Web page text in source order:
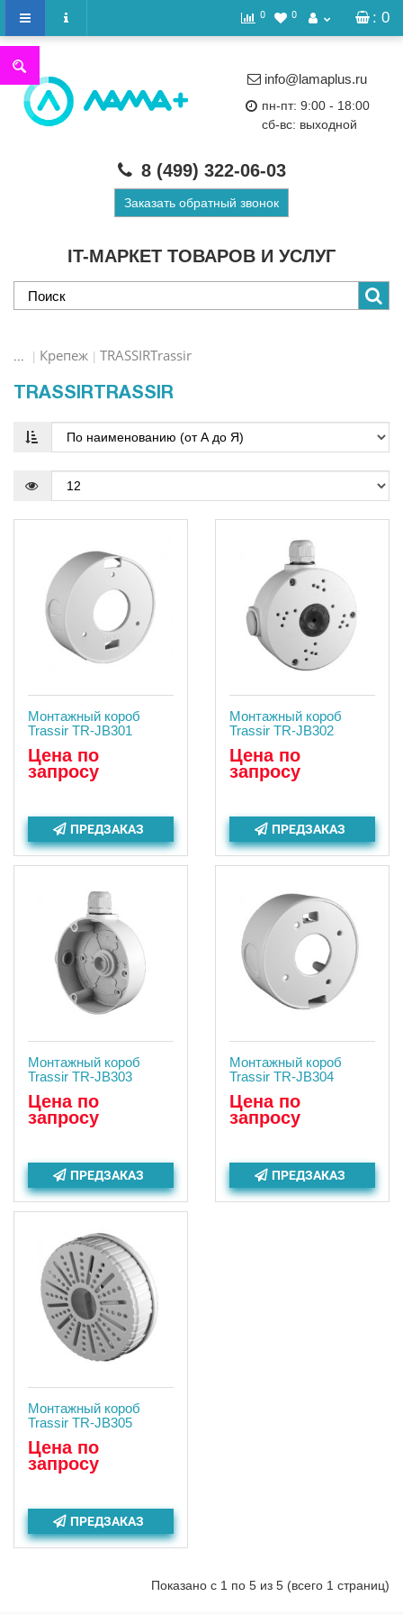
: 0
0 0
IT-МАРКЕТ ТОВАРОВ И УСЛУГ
info@lamaplus.ru
пн-пт: 9:00 - 18:00
сб-вс: выходной
8 (499) 322-06-03
Заказать обратный звонок
... Крепеж TRASSIRTrassir
TRASSIRTRASSIR
Монтажный короб
Trassir TR-JB301
Цена по
запросу
ПРЕДЗАКАЗ
Монтажный короб
Trassir TR-JB302
Цена по
запросу
ПРЕДЗАКАЗ
Монтажный короб
Trassir TR-JB303
Цена по
запросу
ПРЕДЗАКАЗ
Монтажный короб
Trassir TR-JB304
Цена по
запросу
ПРЕДЗАКАЗ
Монтажный короб
Trassir TR-JB305
Цена по
запросу
ПРЕДЗАКАЗ
Показано с 1 по 5 из 5 (всего 1 страниц)